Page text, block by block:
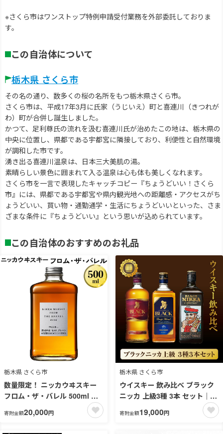
※さくら市はワンストップ特例申請受付業務を外部委託しておりま
す。
この自治体について
栃木県 さくら市
その名の通り、数多くの桜の名所をもつ栃木県さくら市。
さくら市は、平成17年3月に氏家（うじいえ）町と喜連川（きつれが
わ）町が合併し誕生しました。
かつて、足利尊氏の流れを汲む喜連川氏が治めたこの地は、栃木県の
中央に位置し、県都である宇都宮に隣接しており、利便性と自然環境
が調和した市です。
湧き出る喜連川温泉は、日本三大美肌の湯。
素晴らしい景色に囲まれて入る温泉は心も体も美しくなれます。
さくら市を一言で表現したキャッチコピー『ちょうどいい！さくら
市』には、県都である宇都宮や県内観光地への距離感・アクセスがち
ょうどいい、買い物・通勤通学・生活にちょうどいいといった、さま
ざまな条件に『ちょうどいい』という思いが込められています。
この自治体のおすすめのお礼品
栃木県 さくら市
数量限定！ ニッカウヰスキー
フロム・ザ・バレル 500ml 箱
なし ｜ 栃木県 さくら市 熟成
ニッカ ウィスキー お酒 酒 国産
寄附金額20,000円
栃木県 さくら市
ウイスキー 飲み比べ ブラック
ニッカ 上級3種 3本 セット｜
栃木県 さくら市 熟成 ニッカ ウ
ィスキー お酒 酒 国産 洋酒 ウ
寄附金額19,000円